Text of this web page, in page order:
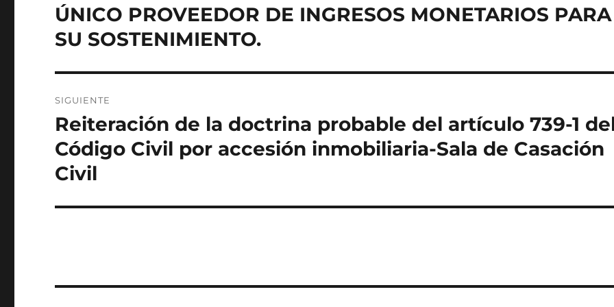
ÚNICO PROVEEDOR DE INGRESOS MONETARIOS PARA
SU SOSTENIMIENTO.
SIGUIENTE
Entrada
siguiente:
Reiteración de la doctrina probable del artículo 739-1
Código Civil por accesión inmobiliaria-Sala de Casación
Civil